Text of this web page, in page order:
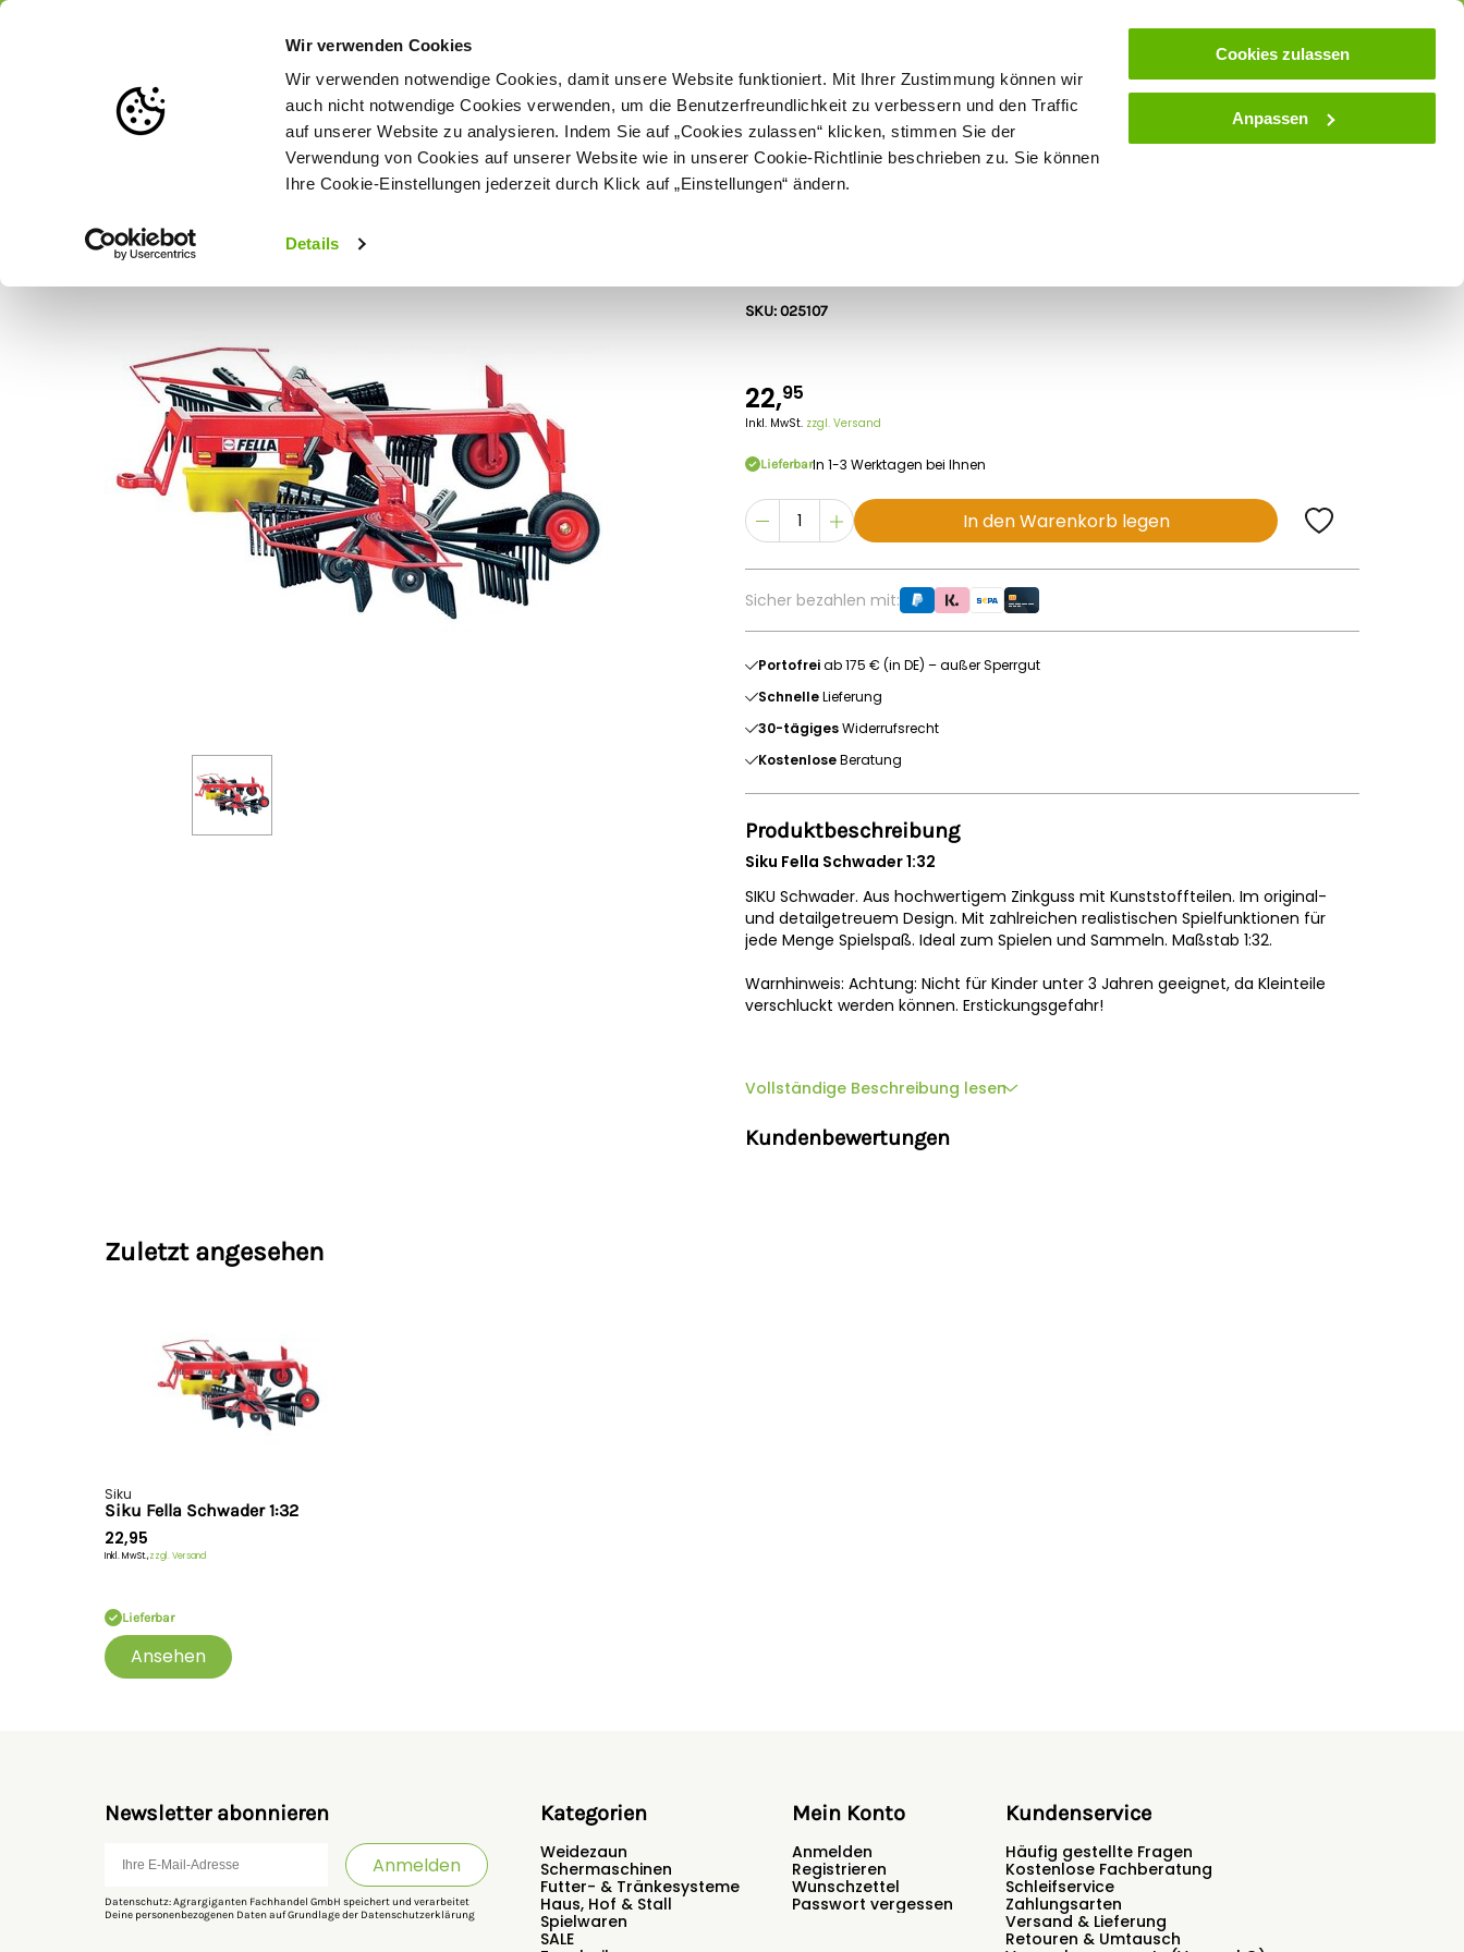
Wir verwenden Cookies
Wir verwenden notwendige Cookies, damit unsere Website funktioniert. Mit Ihrer Zustimmung können wir
auch nicht notwendige Cookies verwenden, um die Benutzerfreundlichkeit zu verbessern und den Traffic
auf unserer Website zu analysieren. Indem Sie auf „Cookies zulassen“ klicken, stimmen Sie der
Verwendung von Cookies auf unserer Website wie in unserer Cookie-Richtlinie beschrieben zu. Sie können
Ihre Cookie-Einstellungen jederzeit durch Klick auf „Einstellungen“ ändern.
Details
Cookies zulassen
Anpassen
Weidezaun Zaunlösungen nach Tierart Schermaschinen Futter- & Tränkesysteme Haus, Hof & Stall Spielwaren Zaunlexikon SALE
SKU: 025107
22,95
Inkl. MwSt. zzgl. Versand
LieferbarIn 1-3 Werktagen bei Ihnen
In den Warenkorb legen
Sicher bezahlen mit:
Portofreiab 175 € (in DE) – außer Sperrgut
SchnelleLieferung
30-tägigesWiderrufsrecht
KostenloseBeratung
Produktbeschreibung
Siku Fella Schwader 1:32
SIKU Schwader. Aus hochwertigem Zinkguss mit Kunststoffteilen. Im original-
und detailgetreuem Design. Mit zahlreichen realistischen Spielfunktionen für
jede Menge Spielspaß. Ideal zum Spielen und Sammeln. Maßstab 1:32.
Warnhinweis: Achtung: Nicht für Kinder unter 3 Jahren geeignet, da Kleinteile
verschluckt werden können. Erstickungsgefahr!
Deutschland,info@siku.de
Vollständige Beschreibung lesen
Kundenbewertungen
Zuletzt angesehen
Siku
Siku Fella Schwader 1:32
22,95
Inkl. MwSt.,zzgl. Versand
Lieferbar
Ansehen
Newsletter abonnieren
Anmelden
Datenschutz: Agrargiganten Fachhandel GmbH speichert und verarbeitet
Deine personenbezogenen Daten auf Grundlage der Datenschutzerklärung
Kategorien
Weidezaun
Schermaschinen
Futter- & Tränkesysteme
Haus, Hof & Stall
Spielwaren
SALE
Mein Konto
Anmelden
Registrieren
Wunschzettel
Passwort vergessen
Kundenservice
Häufig gestellte Fragen
Kostenlose Fachberatung
Schleifservice
Zahlungsarten
Versand & Lieferung
Retouren & Umtausch